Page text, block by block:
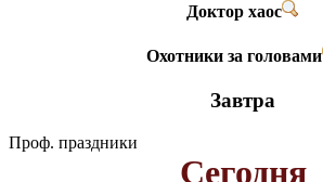
Доктор хаос
Охотники за головами
Завтра
Проф. праздники
Сегодня